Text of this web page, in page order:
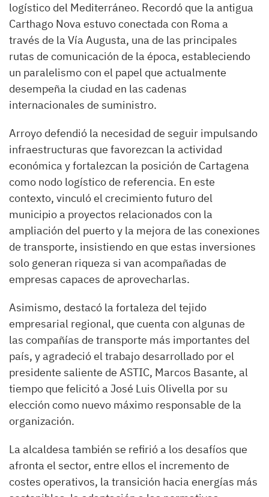
logístico del Mediterráneo. Recordó que la antigua
Carthago Nova estuvo conectada con Roma a
través de la Vía Augusta, una de las principales
rutas de comunicación de la época, estableciendo
un paralelismo con el papel que actualmente
desempeña la ciudad en las cadenas
internacionales de suministro.
Arroyo defendió la necesidad de seguir impulsando
infraestructuras que favorezcan la actividad
económica y fortalezcan la posición de Cartagena
como nodo logístico de referencia. En este
contexto, vinculó el crecimiento futuro del
municipio a proyectos relacionados con la
ampliación del puerto y la mejora de las conexiones
de transporte, insistiendo en que estas inversiones
solo generan riqueza si van acompañadas de
empresas capaces de aprovecharlas.
Asimismo, destacó la fortaleza del tejido
empresarial regional, que cuenta con algunas de
las compañías de transporte más importantes del
país, y agradeció el trabajo desarrollado por el
presidente saliente de ASTIC, Marcos Basante, al
tiempo que felicitó a José Luis Olivella por su
elección como nuevo máximo responsable de la
organización.
La alcaldesa también se refirió a los desafíos que
afronta el sector, entre ellos el incremento de
costes operativos, la transición hacia energías más